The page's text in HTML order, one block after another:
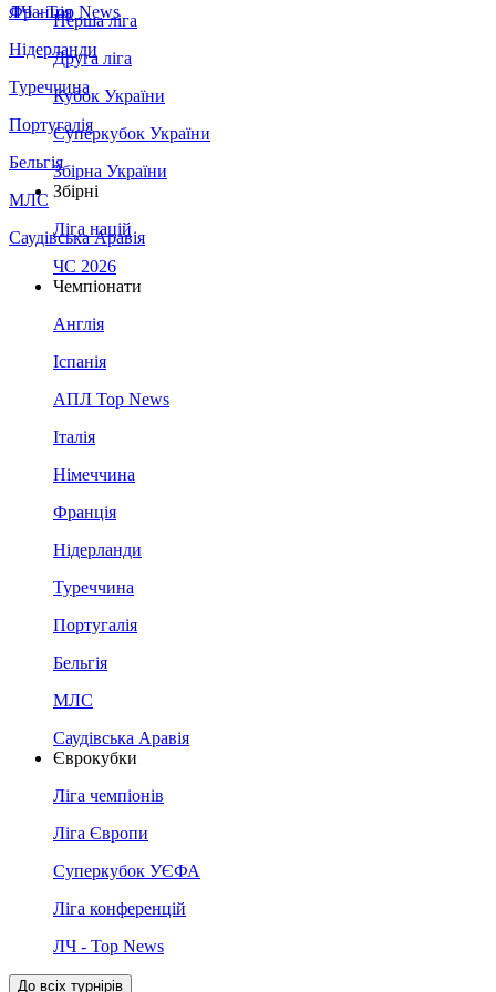
Франція
Нідерланди
Туреччина
Португалія
Бельгія
МЛС
Саудівська Аравія
ЛЧ - Top News
Перша ліга
Друга ліга
Кубок України
Суперкубок України
Збірна України
Збірні
Ліга націй
ЧС 2026
Чемпіонати
Англія
Іспанія
АПЛ Top News
Італія
Німеччина
Франція
Нідерланди
Туреччина
Португалія
Бельгія
МЛС
Саудівська Аравія
Єврокубки
Ліга чемпіонів
Ліга Європи
Суперкубок УЄФА
Ліга конференцій
ЛЧ - Top News
До всіх турнірів